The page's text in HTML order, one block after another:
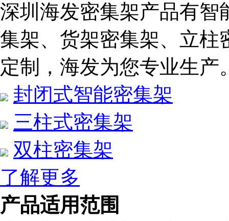
深圳海发密集架产品有智
集架、货架密集架、立柱
定制，海发为您专业生产
封闭式智能密集架
三柱式密集架
双柱密集架
了解更多
产品适用范围